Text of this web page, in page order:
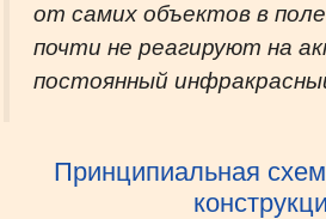
от самих объектов в поле
почти не реагируют на
постоянный
Принципиальная